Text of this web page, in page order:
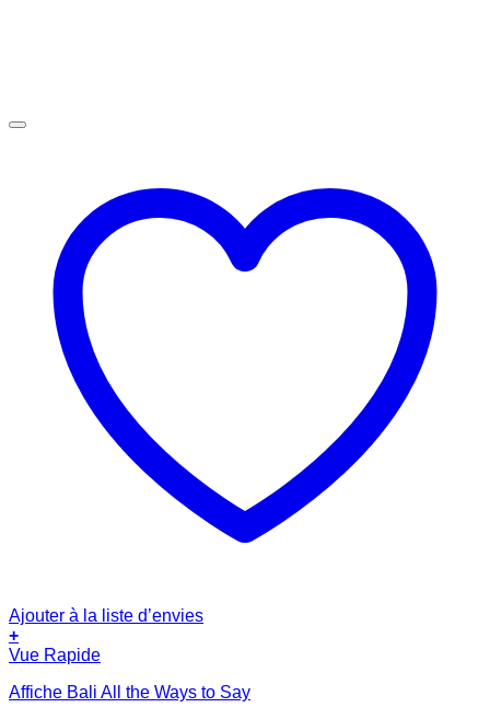
Ajouter à la liste d’envies
+
Vue Rapide
Affiche Bali All the Ways to Say